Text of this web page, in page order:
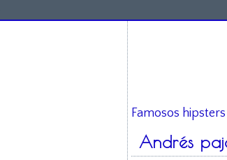
Famosos hipsters
Andrés